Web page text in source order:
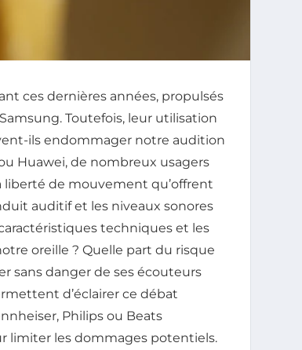
ces dernières années, propulsés
Toutefois, leur utilisation
ils endommager notre audition
Huawei, de nombreux usagers
liberté de mouvement qu’offrent
auditif et les niveaux sonores
techniques et les
oreille ? Quelle part du risque
sans danger de ses écouteurs
d’éclairer ce débat
Philips ou Beats
limiter les dommages potentiels.